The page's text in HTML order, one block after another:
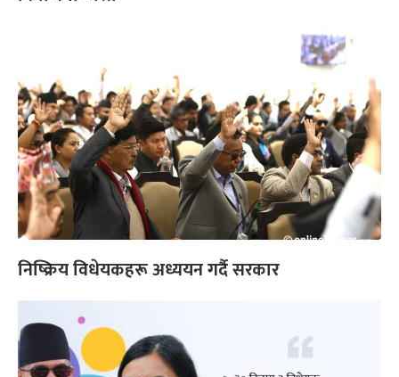
निष्क्रिय विधेयकहरू अध्ययन गर्दै सरकार